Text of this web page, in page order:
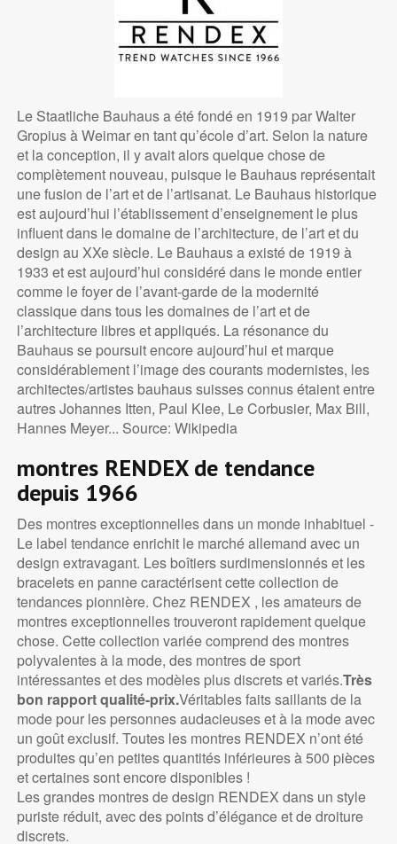
Le Staatliche Bauhaus a été fondé en 1919 par Walter
Gropius à Weimar en tant qu’école d’art. Selon la nature
et la conception, il y avait alors quelque chose de
complètement nouveau, puisque le Bauhaus représentait
une fusion de l’art et de l’artisanat. Le Bauhaus historique
est aujourd’hui l’établissement d’enseignement le plus
influent dans le domaine de l’architecture, de l’art et du
design au XXe siècle. Le Bauhaus a existé de 1919 à
1933 et est aujourd’hui considéré dans le monde entier
comme le foyer de l’avant-garde de la modernité
classique dans tous les domaines de l’art et de
l’architecture libres et appliqués. La résonance du
Bauhaus se poursuit encore aujourd’hui et marque
considérablement l’image des courants modernistes, les
architectes/artistes bauhaus suisses connus étaient entre
autres Johannes Itten, Paul Klee, Le Corbusier, Max Bill,
Hannes Meyer... Source: Wikipedia
montres RENDEX de tendance
depuis 1966
Des montres exceptionnelles dans un monde inhabituel -
Le label tendance enrichit le marché allemand avec un
design extravagant. Les boîtiers surdimensionnés et les
bracelets en panne caractérisent cette collection de
tendances pionnière. Chez RENDEX , les amateurs de
montres exceptionnelles trouveront rapidement quelque
chose. Cette collection variée comprend des montres
polyvalentes à la mode, des montres de sport
intéressantes et des modèles plus discrets et variés.Très
bon rapport qualité-prix.Véritables faits saillants de la
mode pour les personnes audacieuses et à la mode avec
un goût exclusif. Toutes les montres RENDEX n’ont été
produites qu’en petites quantités inférieures à 500 pièces
et certaines sont encore disponibles !
Les grandes montres de design RENDEX dans un style
puriste réduit, avec des points d’élégance et de droiture
discrets.